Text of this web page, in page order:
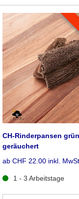
CH-Rinderpansen
geräuchert
ab CHF 22.00 inkl. MwSt.
1 - 3 Arbeitstage